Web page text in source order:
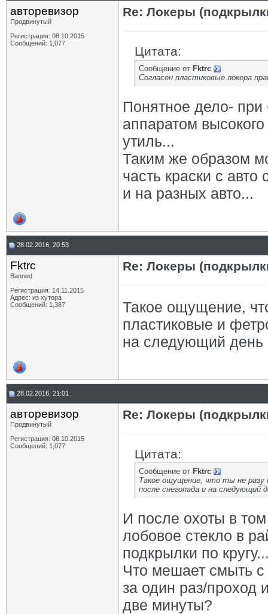
авторевизор
Продвинутый
Регистрация: 08.10.2015
Сообщений: 1,077
Re: Локеры
Цитата:
Сообщение от Fktrc
Согласен пластиковые локера
Понятное дело- при
аппаратом
утиль...
Таким же образом
часть краски с
и на разных авто...
28.02.2016, 20:53
Fktrc
Banned
Регистрация: 14.11.2015
Адрес: из хутора
Сообщений: 1,387
Re: Локеры
Такое ощущение,
пластиковые и
на следующий день
28.02.2016, 21:01
авторевизор
Продвинутый
Регистрация: 08.10.2015
Сообщений: 1,077
Re: Локеры
Цитата:
Сообщение от Fktrc
Такое ощущение, что ты не разу
после снегопада и на следующий
И после охоты в том
лобовое стекло в
подкрылки по
Что мешает смыть с
за один раз/проход
две минуты?